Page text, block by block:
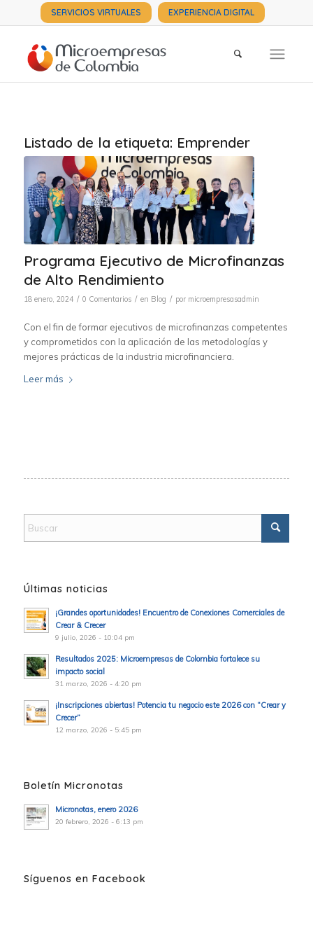
SERVICIOS VIRTUALES EXPERIENCIA DIGITAL
Listado de la etiqueta: Emprender
Programa Ejecutivo de Microfinanzas
de Alto Rendimiento
18 enero, 2024 / 0 Comentarios / en Blog / por microempresasadmin
Con el fin de formar ejecutivos de microfinanzas competentes
y comprometidos con la aplicación de las metodologías y
mejores prácticas de la industria microfinanciera.
Leer más
Últimas noticias
¡Grandes oportunidades! Encuentro de Conexiones Comerciales de
Crear & Crecer
9 julio, 2026 - 10:04 pm
Resultados 2025: Microempresas de Colombia fortalece su
impacto social
31 marzo, 2026 - 4:20 pm
¡Inscripciones abiertas! Potencia tu negocio este 2026 con “Crear y
Crecer”
12 marzo, 2026 - 5:45 pm
Boletín Micronotas
Micronotas, enero 2026
20 febrero, 2026 - 6:13 pm
Síguenos en Facebook